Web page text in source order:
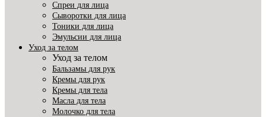
Спреи для лица
Сыворотки для лица
Тоники для лица
Эмульсии для лица
Уход за телом
Уход за телом
Бальзамы для рук
Кремы для рук
Кремы для тела
Масла для тела
Молочко для тела